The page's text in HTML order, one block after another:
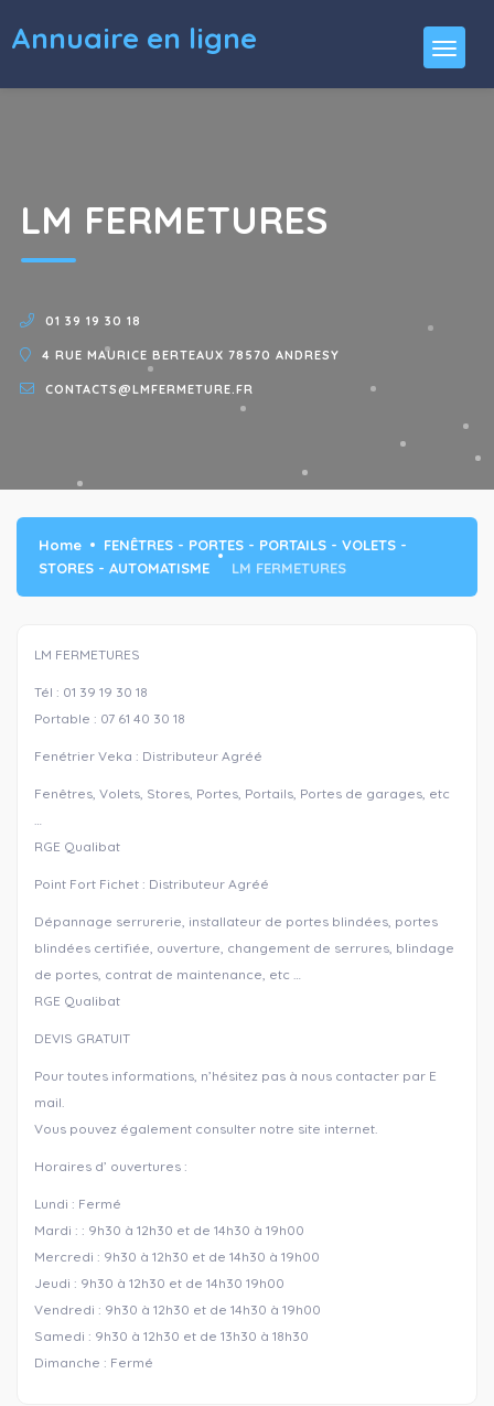
Annuaire en ligne
LM FERMETURES
01 39 19 30 18
4 RUE MAURICE BERTEAUX 78570 ANDRESY
CONTACTS@LMFERMETURE.FR
Home
FENÊTRES - PORTES - PORTAILS - VOLETS -
STORES - AUTOMATISME
LM FERMETURES
LM FERMETURES
Tél : 01 39 19 30 18
Portable : 07 61 40 30 18
Fenétrier Veka : Distributeur Agréé
Fenêtres, Volets, Stores, Portes, Portails, Portes de garages, etc
RGE Qualibat
Point Fort Fichet : Distributeur Agréé
Dépannage serrurerie, installateur de portes blindées, portes
blindées certifiée, ouverture, changement de serrures, blindage
de portes, contrat de maintenance, etc …
RGE Qualibat
DEVIS GRATUIT
Pour toutes informations, n’hésitez pas à nous contacter par E
mail.
Vous pouvez également consulter notre site internet.
Horaires d’ ouvertures :
Lundi : Fermé
Mardi : : 9h30 à 12h30 et de 14h30 à 19h00
Mercredi : 9h30 à 12h30 et de 14h30 à 19h00
Jeudi : 9h30 à 12h30 et de 14h30 19h00
Vendredi : 9h30 à 12h30 et de 14h30 à 19h00
Samedi : 9h30 à 12h30 et de 13h30 à 18h30
Dimanche : Fermé